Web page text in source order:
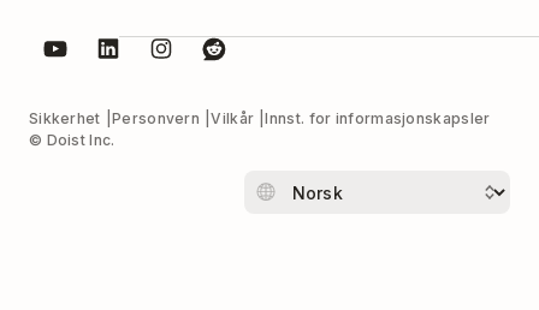
Sikkerhet Personvern Vilkår
Innst. for informasjonskapsler
© Doist Inc.